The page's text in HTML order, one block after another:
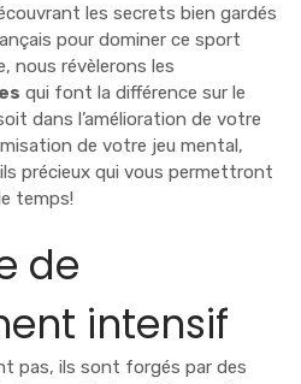
les secrets bien gardés
pour dominer ce sport
nous révèlerons les
qui font la différence sur le
dans l’amélioration de votre
de votre jeu mental,
précieux qui vous permettront
temps!
de
intensif
pas, ils sont forgés par des